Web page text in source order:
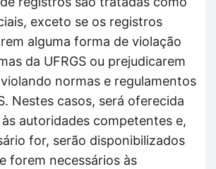
exceto se os registros
alguma forma de violação
da UFRGS ou prejudicarem
normas e regulamentos
Nestes casos, será oferecida
autoridades competentes e,
for, serão disponibilizados
forem necessários às